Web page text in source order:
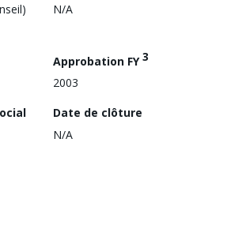
N/A
Approbation FY3
2003
Date de clôture
N/A